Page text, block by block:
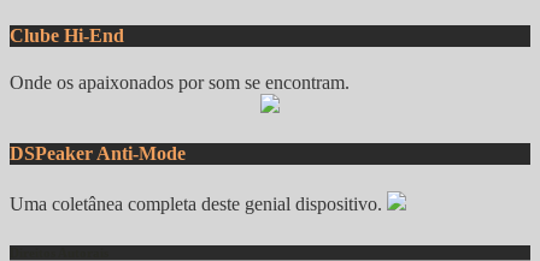
Clube Hi-End
Onde os apaixonados por som se encontram.
DSPeaker Anti-Mode
Uma coletânea completa deste genial dispositivo.